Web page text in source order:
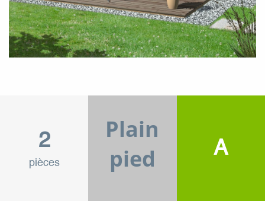
2
pièces
Plain
pied
A